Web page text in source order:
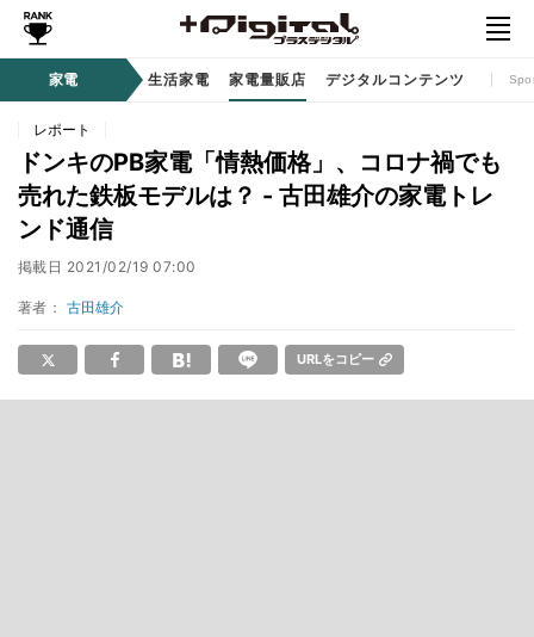
家電
計 / ウェアラブル 生活家電 家電量販店 デジタルコンテンツ
レポート
ドンキのPB家電「情熱価格」、コロナ禍でも
売れた鉄板モデルは？ - 古田雄介の家電トレ
ンド通信
掲載日 2021/02/19 07:00
著者： 古田雄介
URLをコピー